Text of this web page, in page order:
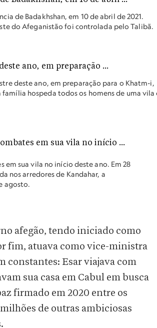
de Badakhshan, em 10 de abril de 2021.
do Afeganistão foi controlada pelo Talibã.
deste ano, em preparação para o Khatm-i,
hospeda todos os homens de uma vila
sua vila no início deste ano. Em 28
nos arredores de Kandahar, a
agosto.
afegão, tendo iniciado como
fim, atuava como vice-ministra
constantes: Esar viajava com
sua casa em Cabul em busca
firmado em 2020 entre os
de outras ambiciosas